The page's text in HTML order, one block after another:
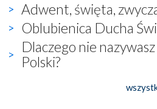
Adwent, święta,
Oblubienica Ducha
Dlaczego nie
Polski?